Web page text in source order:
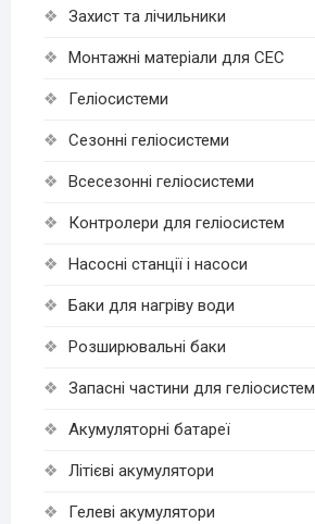
Захист та лічильники
Монтажні матеріали для СЕС
Геліосистеми
Сезонні геліосистеми
Всесезонні геліосистеми
Контролери для геліосистем
Насосні станції і насоси
Баки для нагріву води
Розширювальні баки
Запасні частини для геліосистем
Акумуляторні батареї
Літієві акумулятори
Гелеві акумулятори